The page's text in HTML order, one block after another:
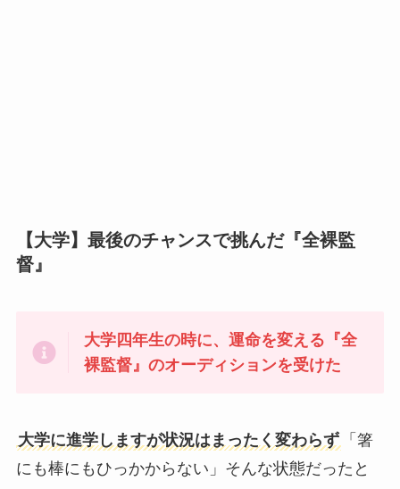
【大学】最後のチャンスで挑んだ『全裸監
督』
大学四年生の時に、運命を変える『全
裸監督』のオーディションを受けた
大学に進学しますが状況はまったく変わらず 「箸
にも棒にもひっかからない」そんな状態だったと